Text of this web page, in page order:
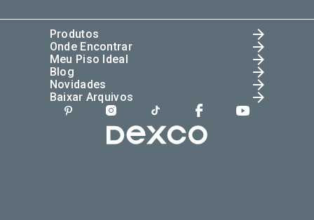
Produtos
Onde Encontrar
Meu Piso Ideal
Blog
Novidades
Baixar Arquivos